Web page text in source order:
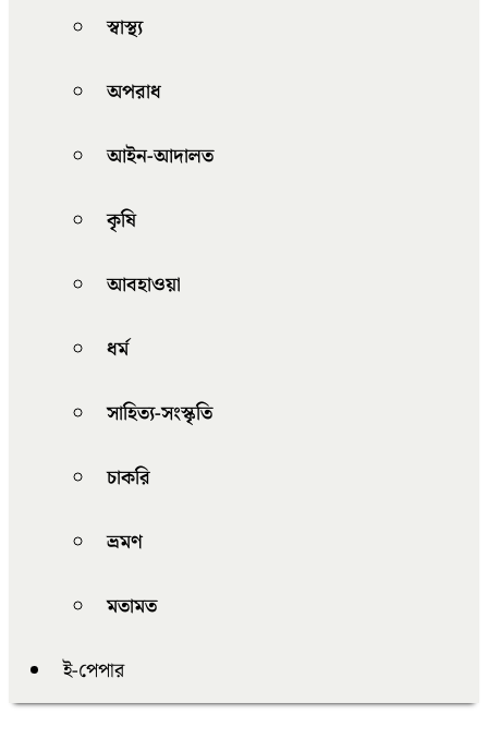
স্বাস্থ্য
অপরাধ
আইন-আদালত
কৃষি
আবহাওয়া
ধর্ম
সাহিত্য-সংস্কৃতি
চাকরি
ভ্রমণ
মতামত
ই-পেপার